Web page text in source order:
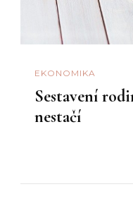
EKONOMIKA
Sestavení
nestačí